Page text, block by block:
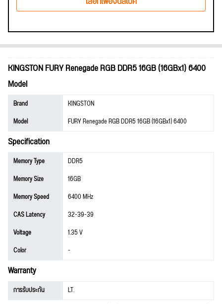
KINGSTON FURY Renegade RGB DDR5 16GB (16GBx1) 6400
Model
Brand
KINGSTON
Model
FURY Renegade RGB DDR5 16GB (16GBx1) 6400
Specification
Memory Type
DDR5
Memory Size
16GB
Memory Speed
6400 MHz
CAS Latency
32-39-39
Voltage
1.35 V
Color
-
Warranty
การรับประกัน LT.